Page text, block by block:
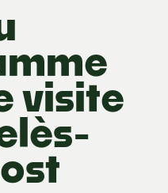
visite